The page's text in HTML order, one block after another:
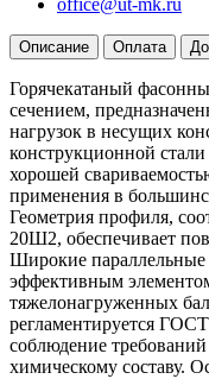
Описание Оплата
Горячекатаный
сечением,
нагрузок в несущих
конструкционной стали
хорошей
применения в
Геометрия профиля,
20Ш2, обеспечивает
Широкие
эффективным
тяжелонагруженных
регламентируется
соблюдение
химическому составу.